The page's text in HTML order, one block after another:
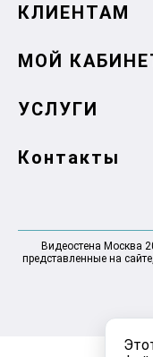
КЛИЕНТАМ
МОЙ
УСЛУГИ
Контакты
Видеостена Москва
представленные на